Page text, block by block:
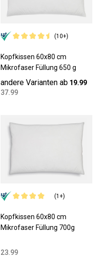
(10+)
Kopfkissen 60x80 cm
Mikrofaser Füllung 650 g
andere Varianten ab 19.99
37.99
(1+)
Kopfkissen 60x80 cm
Mikrofaser Füllung 700g
23.99